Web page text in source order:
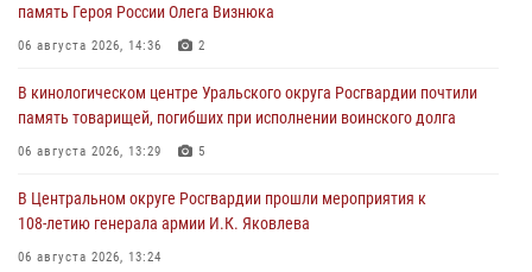
память Героя России Олега Визнюка
06 августа 2026, 14:36 2
В кинологическом центре Уральского округа Росгвардии почтили
память товарищей, погибших при исполнении воинского долга
06 августа 2026, 13:29 5
В Центральном округе Росгвардии прошли мероприятия к
108‑летию генерала армии И.К. Яковлева
06 августа 2026, 13:24